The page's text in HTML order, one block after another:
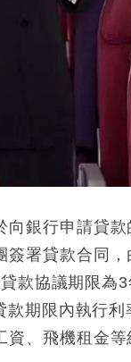
銀行申請貸
署貸款合同
款協議期限為
期限內執行
、飛機租金等